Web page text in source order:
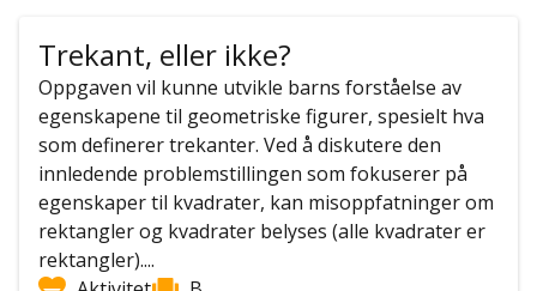
Trekant, eller ikke?
Oppgaven vil kunne utvikle barns forståelse av
egenskapene til geometriske figurer, spesielt hva
som definerer trekanter. Ved å diskutere den
innledende problemstillingen som fokuserer på
egenskaper til kvadrater, kan misoppfatninger om
rektangler og kvadrater belyses (alle kvadrater er
rektangler)....